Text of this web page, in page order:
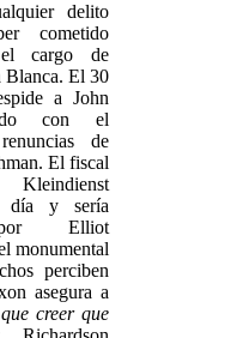
delito
cometido
el cargo de
Blanca. El 30
a John
con el
de
El fiscal
Kleindienst
día y sería
por Elliot
monumental
perciben
asegura a
creer que